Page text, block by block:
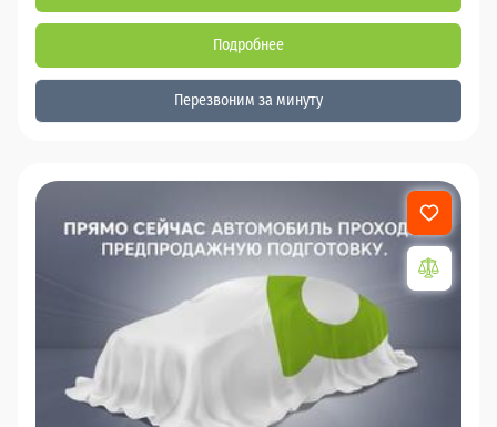
Подробнее
Перезвоним за минуту